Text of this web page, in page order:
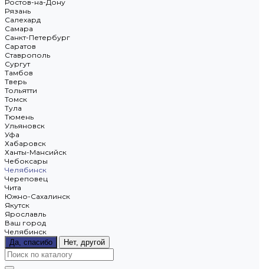
Ростов-на-Дону
Рязань
Салехард
Самара
Санкт-Петербург
Саратов
Ставрополь
Сургут
Тамбов
Тверь
Тольятти
Томск
Тула
Тюмень
Ульяновск
Уфа
Хабаровск
Ханты-Мансийск
Чебоксары
Челябинск
Череповец
Чита
Южно-Сахалинск
Якутск
Ярославль
Ваш город
Челябинск
Да, спасибо
Нет, другой